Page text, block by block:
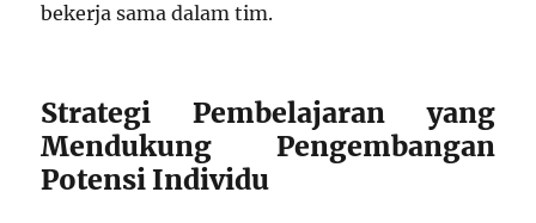
bekerja sama dalam tim.
Strategi Pembelajaran yang
Mendukung Pengembangan
Potensi Individu